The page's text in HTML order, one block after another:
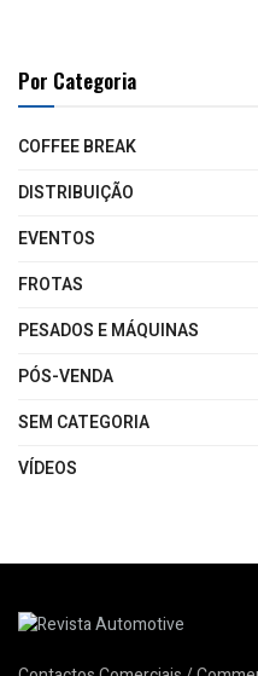
Por Categoria
COFFEE BREAK
DISTRIBUIÇÃO
EVENTOS
FROTAS
PESADOS E MÁQUINAS
PÓS-VENDA
SEM CATEGORIA
VÍDEOS